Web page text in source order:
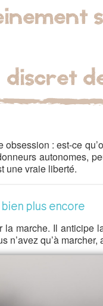
discret
obsession : est-ce
autonomes,
une vraie liberté.
plus encore
marche. Il anticipe
qu’à